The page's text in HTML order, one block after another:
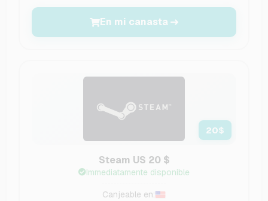
En mi canasta
20$
Steam US 20 $
Immediatamente disponible
Canjeable en: